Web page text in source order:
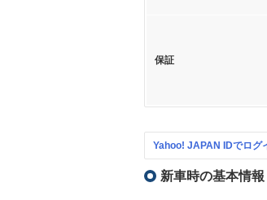
保証
Yahoo! JAPAN IDでログ
新車時の基本情報